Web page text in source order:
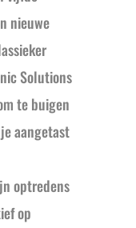
nieuwe
Solutions
te buigen
aangetast
optredens
op